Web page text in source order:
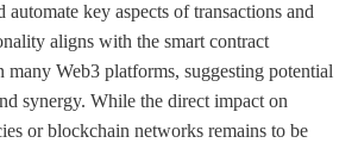
automate key aspects of transactions and
aligns with the smart contract
many Web3 platforms, suggesting potential
synergy. While the direct impact on
or blockchain networks remains to be